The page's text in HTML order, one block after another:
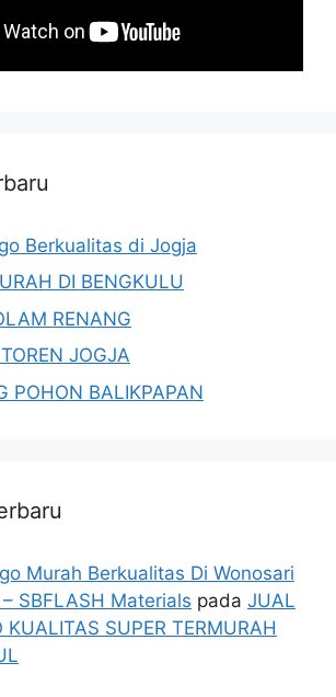
Berkualitas di Jogja
DI BENGKULU
RENANG
JOGJA
POHON BALIKPAPAN
Murah Berkualitas Di Wonosari
SBFLASH Materials pada JUAL
KUALITAS SUPER TERMURAH